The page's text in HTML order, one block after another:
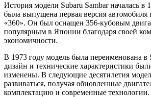
История модели Subaru Sambar началась в
была выпущена первая версия автомобиля
«360». Он был оснащен 356-кубовым
популярным в Японии благодаря своей
экономичности.
В 1973 году модель была переименована в
дизайн и технические характеристики
изменены. В следующие десятилетия
развиваться, получая обновленные
комплектацию и современные технологии.